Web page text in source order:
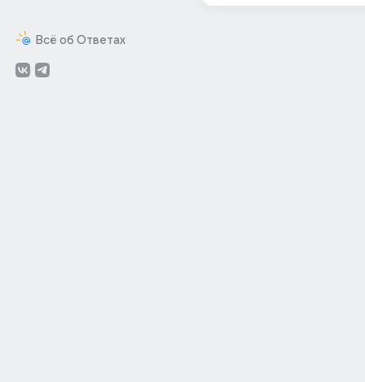
Всё об Ответах